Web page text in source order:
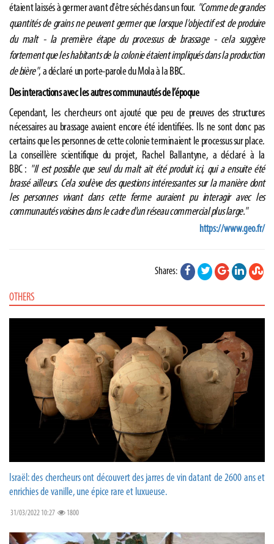
étaient laissés à germer avant d'être séchés dans un four. "Comme de grandes
quantités de grains ne peuvent germer que lorsque l'objectif est de produire
du malt - la première étape du processus de brassage - cela suggère
fortement que les habitants de la colonie étaient impliqués dans la production
de bière", a déclaré un porte-parole du Mola à la BBC.
Des interactions avec les autres communautés de l’époque
Cependant, les chercheurs ont ajouté que peu de preuves des structures
nécessaires au brassage avaient encore été identifiées. Ils ne sont donc pas
certains que les personnes de cette colonie terminaient le processus sur place.
La conseillère scientifique du projet, Rachel Ballantyne, a déclaré à la
BBC : "Il est possible que seul du malt ait été produit ici, qui a ensuite été
brassé ailleurs. Cela soulève des questions intéressantes sur la manière dont
les personnes vivant dans cette ferme auraient pu interagir avec les
communautés voisines dans le cadre d'un réseau commercial plus large."
https://www.geo.fr/
Shares:
OTHERS
Israël: des chercheurs ont découvert des jarres de vin datant de 2600 ans et
enrichies de vanille, une épice rare et luxueuse.
31/03/2022 10:27 1800